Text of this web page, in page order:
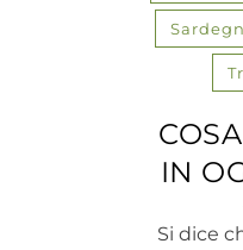
IN
Si dice